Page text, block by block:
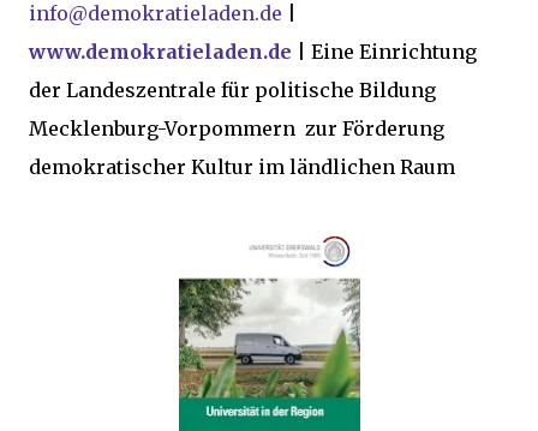
info@demokratieladen.de
www.demokratieladen.de | Eine Einrichtung
der Landeszentrale für politische Bildung
Mecklenburg-Vorpommern zur Förderung
demokratischer Kultur im ländlichen Raum